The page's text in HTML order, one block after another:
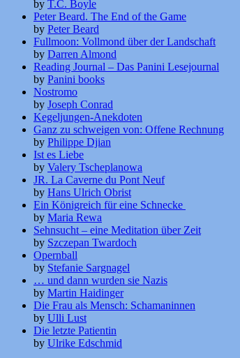
by T.C. Boyle
Peter Beard. The End of the Game
by Peter Beard
Fullmoon: Vollmond über der Landschaft
by Darren Almond
Reading Journal – Das Panini Lesejournal
by Panini books
Nostromo
by Joseph Conrad
Kegeljungen-Anekdoten
Ganz zu schweigen von: Offene Rechnung
by Philippe Djian
Ist es Liebe
by Valery Tscheplanowa
JR. La Caverne du Pont Neuf
by Hans Ulrich Obrist
Ein Königreich für eine Schnecke
by Maria Rewa
Sehnsucht – eine Meditation über Zeit
by Szczepan Twardoch
Opernball
by Stefanie Sargnagel
… und dann wurden sie Nazis
by Martin Haidinger
Die Frau als Mensch: Schamaninnen
by Ulli Lust
Die letzte Patientin
by Ulrike Edschmid